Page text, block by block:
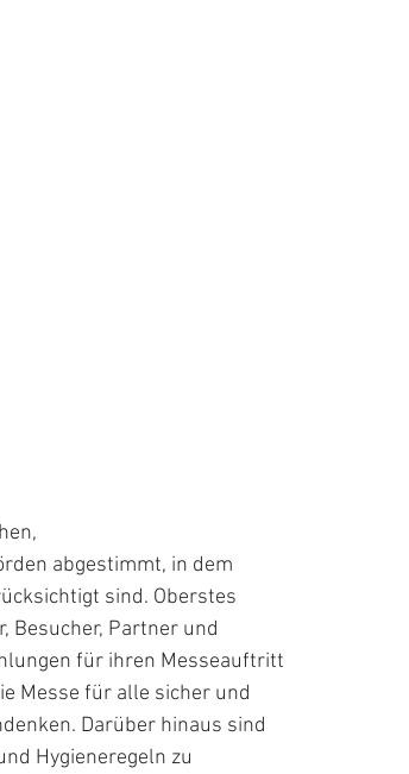
abgestimmt, in dem
sind. Oberstes
Besucher, Partner und
für ihren Messeauftritt
Messe für alle sicher und
Darüber hinaus sind
Hygieneregeln zu